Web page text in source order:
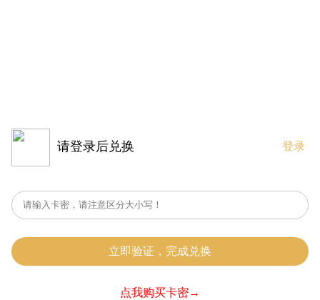
请登录后兑换 登录
立即验证，完成兑换
点我购买卡密→